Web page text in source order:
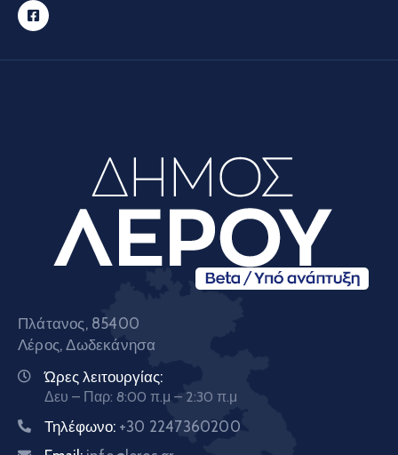
Πλάτανος, 85400
Λέρος, Δωδεκάνησα
Ώρες λειτουργίας:
Δευ – Παρ: 8:00 π.μ – 2:30 π.μ
Τηλέφωνο: +30 2247360200